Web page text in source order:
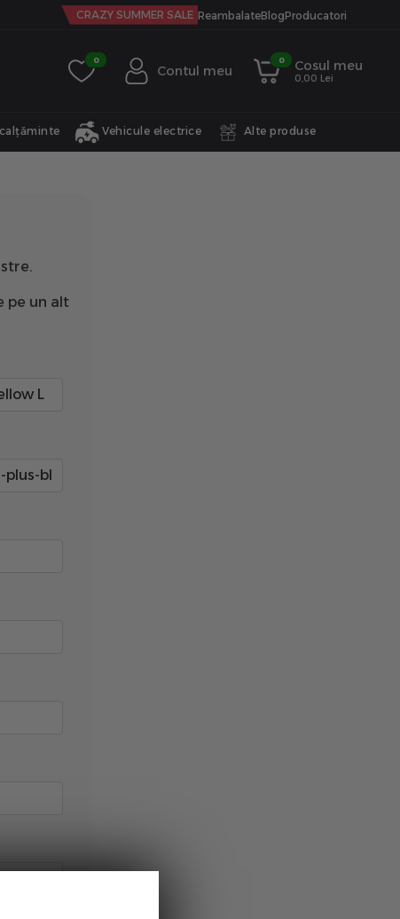
CRAZY SUMMER SALE ReambalateBlogProducatori
0
Contul meu
0 Cosul meu
0,00 Lei
Vehicule electrice Alte produse
pe un alt